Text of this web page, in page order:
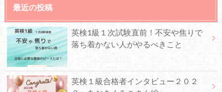
最近の投稿
英検1級１次試験直前！不安や焦りで
落ち着かない人がやるべきこと
英検１級合格者インタビュー２０２